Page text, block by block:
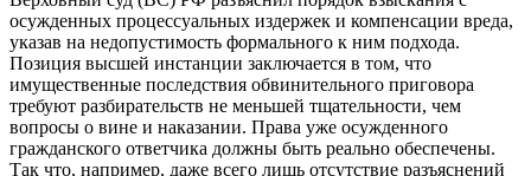
осужденных процессуальных издержек и компенсации вреда,
указав на недопустимость формального к ним подхода.
Позиция высшей инстанции заключается в том, что
имущественные последствия обвинительного приговора
требуют разбирательств не меньшей тщательности, чем
вопросы о вине и наказании. Права уже осужденного
гражданского ответчика должны быть реально обеспечены.
Так что, например, даже всего лишь отсутствие разъяснений